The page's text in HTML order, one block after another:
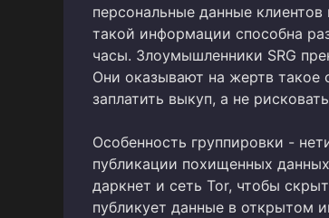
персональные данные клиентов
такой информации способна
часы. Злоумышленники SRG
Они оказывают на жертв такое
заплатить выкуп, а не
Особенность группировки -
публикации похищенных
даркнет и сеть Tor, чтобы
публикует данные в открытом